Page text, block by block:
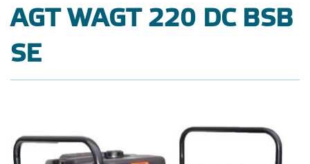
AGT WAGT 220 DC BSB
SE